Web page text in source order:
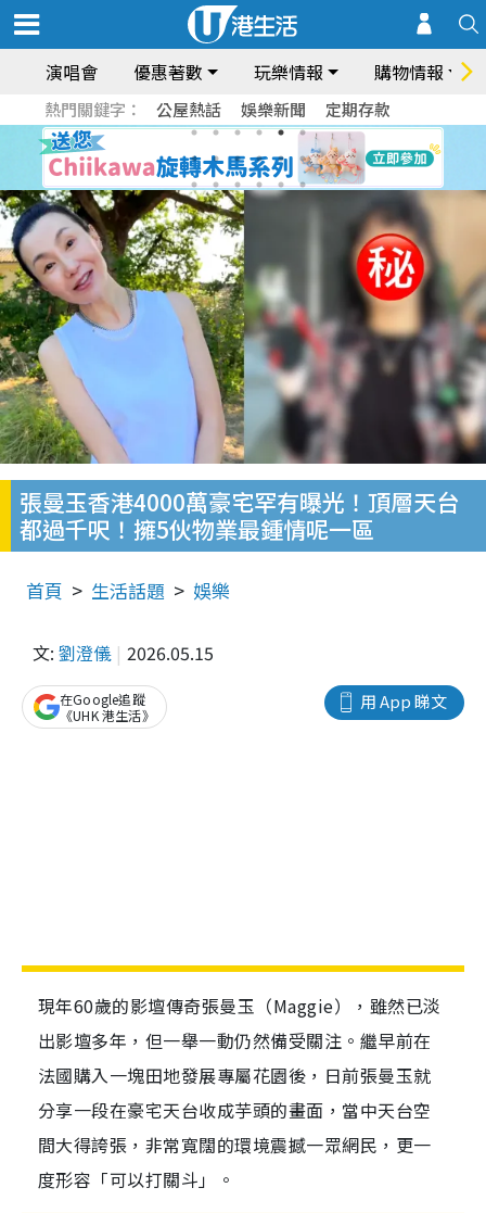
演唱會 優惠著數 玩樂情報 購物情報
熱門關鍵字： 公屋熱話 娛樂新聞 定期存款
張曼玉香港4000萬豪宅罕有曝光！頂層天台
都過千呎！擁5伙物業最鍾情呢一區
首頁 生活話題 娛樂
文: 劉澄儀 2026.05.15
用 App 睇文
在Google追蹤
《UHK 港生活》
現年60歲的影壇傳奇張曼玉（Maggie），雖然已淡
出影壇多年，但一舉一動仍然備受關注。繼早前在
法國購入一塊田地發展專屬花園後，日前張曼玉就
分享一段在豪宅天台收成芋頭的畫面，當中天台空
間大得誇張，非常寬闊的環境震撼一眾網民，更一
度形容「可以打關斗」。